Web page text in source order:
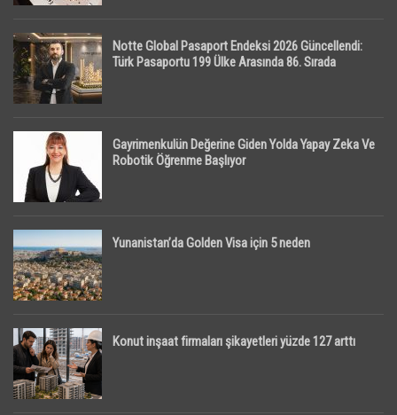
Notte Global Pasaport Endeksi 2026 Güncellendi:
Türk Pasaportu 199 Ülke Arasında 86. Sırada
Gayrimenkulün Değerine Giden Yolda Yapay Zeka Ve
Robotik Öğrenme Başlıyor
Yunanistan’da Golden Visa için 5 neden
Konut inşaat firmaları şikayetleri yüzde 127 arttı